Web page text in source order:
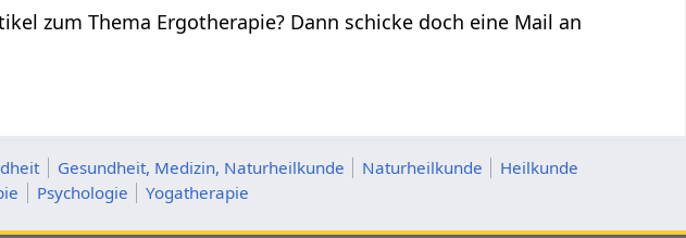
zum Thema Ergotherapie? Dann schicke doch eine Mail an
Gesundheit, Medizin, Naturheilkunde Naturheilkunde
Heilkunde
Psychologie Yogatherapie